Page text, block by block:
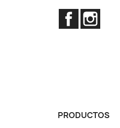
Facebook
PRODUCTOS